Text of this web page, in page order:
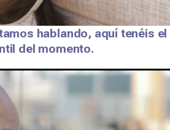
hablando, aquí tenéis
del momento.